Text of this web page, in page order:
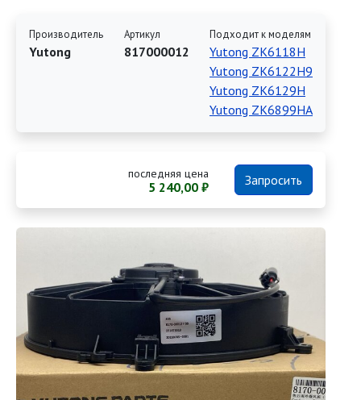
Производитель
Yutong
Артикул
817000012
Подходит к моделям
Yutong ZK6118H
Yutong ZK6122H9
Yutong ZK6129H
Yutong ZK6899HA
последняя цена
5 240,00 ₽ Запросить